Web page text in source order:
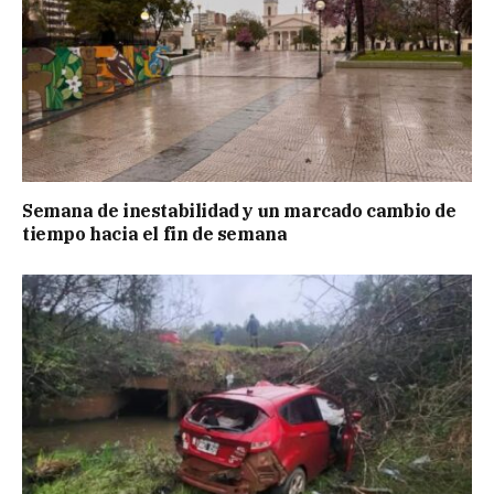
Semana de inestabilidad y un marcado cambio de
tiempo hacia el fin de semana